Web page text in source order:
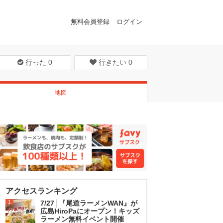
無料会員登録 ログイン
行った 0 行きたい 0
地図
アクセスランキング
1
7/27│『尾道ラーメンWAN』が
広島HiroPaにオープン！キッズ
ラーメン無料イベント開催